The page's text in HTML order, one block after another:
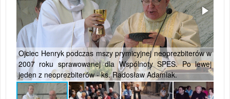
Ojciec Henryk podczas mszy prymicyjnej neoprezbiterów w
2007 roku sprawowanej dla Wspólnoty SPES. Po lewej
jeden z neoprezbiterów - ks. Radosław Adamiak.